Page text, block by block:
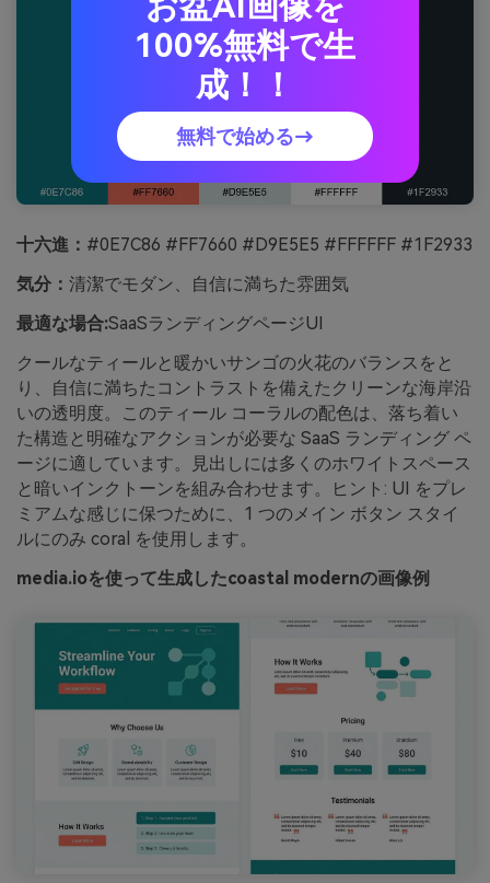
十六進： #0E7C86 #FF7660 #D9E5E5 #FFFFFF #1F2933
気分： 清潔でモダン、自信に満ちた雰囲気
最適な場合:SaaSランディングページUI
クールなティールと暖かいサンゴの火花のバランスをと
り、自信に満ちたコントラストを備えたクリーンな海岸沿
いの透明度。このティール コーラルの配色は、落ち着い
た構造と明確なアクションが必要な SaaS ランディング ペ
ージに適しています。見出しには多くのホワイトスペース
と暗いインクトーンを組み合わせます。ヒント: UI をプレ
ミアムな感じに保つために、1 つのメイン ボタン スタイ
ルにのみ coral を使用します。
media.ioを使って生成したcoastal modernの画像例
100%無料で生
成！！
無料で始める→